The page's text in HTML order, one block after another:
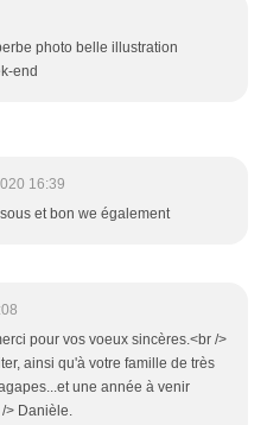
photo belle illustration
end
16:39
et bon we également
pour vos voeux sincères.<br />
ainsi qu'à votre famille de très
une année à venir
> Danièle.